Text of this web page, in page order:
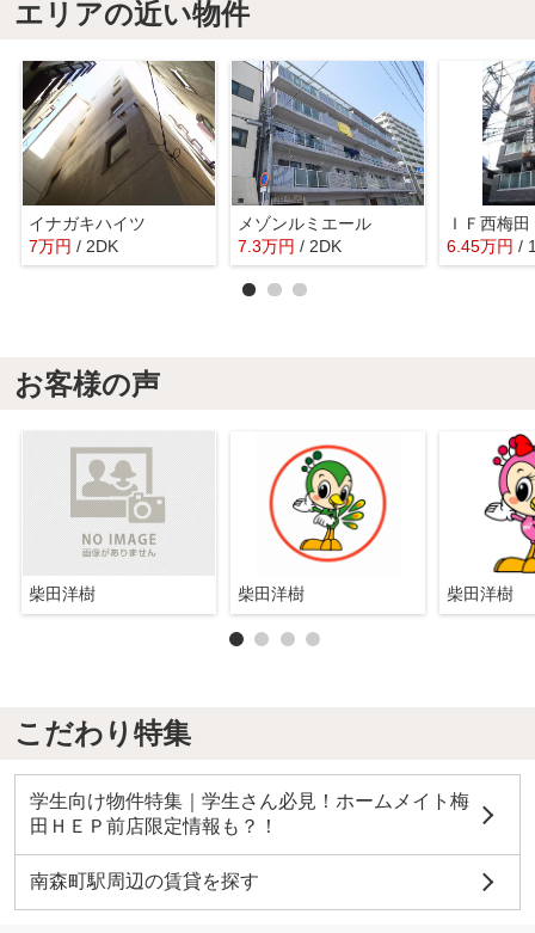
エリアの近い物件
イナガキハイツ
7万円 / 2DK
メゾンルミエール
7.3万円 / 2DK
ＩＦ西梅田
6.45万円 /
お客様の声
柴田洋樹 柴田洋樹 柴田洋樹
こだわり特集
学生向け物件特集｜学生さん必見！ホームメイト梅
田ＨＥＰ前店限定情報も？！
南森町駅周辺の賃貸を探す